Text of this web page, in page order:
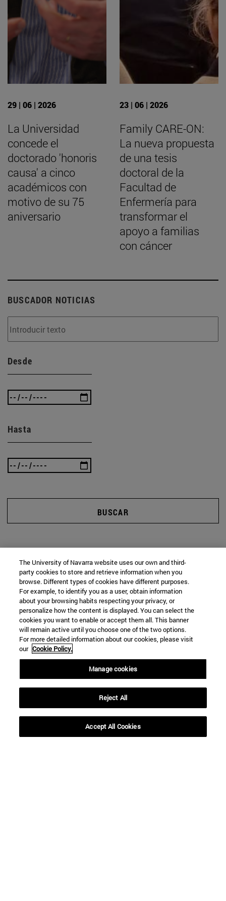
29 | 06 | 2026
La Universidad
concede el
doctorado 'honoris
causa' a cinco
académicos con
motivo de su 75
aniversario
23 | 06 | 2026
Family CARE-ON:
La nueva propuesta
de una tesis
doctoral de la
Facultad de
Enfermería para
transformar el
apoyo a familias
con cáncer
BUSCADOR NOTICIAS
Desde
Hasta
BUSCAR
The University of Navarra website uses our own and third-
party cookies to store and retrieve information when you
browse. Different types of cookies have different purposes.
For example, to identify you as a user, obtain information
about your browsing habits respecting your privacy, or
personalize how the content is displayed. You can select the
cookies you want to enable or accept them all. This banner
will remain active until you choose one of the two options.
For more detailed information about our cookies, please visit
our Cookie Policy.
Manage cookies
Reject All
Accept All Cookies